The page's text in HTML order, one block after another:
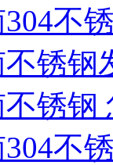
不
锈钢
锈钢
不